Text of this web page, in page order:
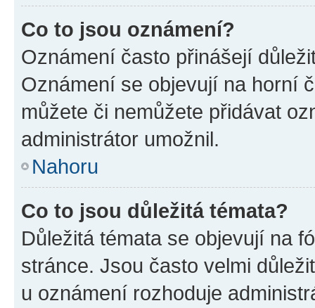
Co to jsou oznámení?
Oznámení často přinášejí
Oznámení se objevují na horní
můžete či nemůžete přidávat
administrátor umožnil.
Nahoru
Co to jsou důležitá témata?
Důležitá témata se objevují na
stránce. Jsou často velmi
u oznámení rozhoduje